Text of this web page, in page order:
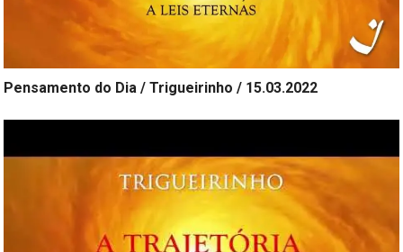
Pensamento do Dia / Trigueirinho / 15.03.2022